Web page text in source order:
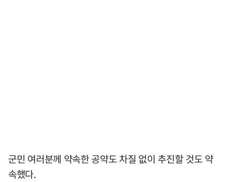
군민 여러분께 약속한 공약도 차질 없이 추진할 것도 약
속했다.